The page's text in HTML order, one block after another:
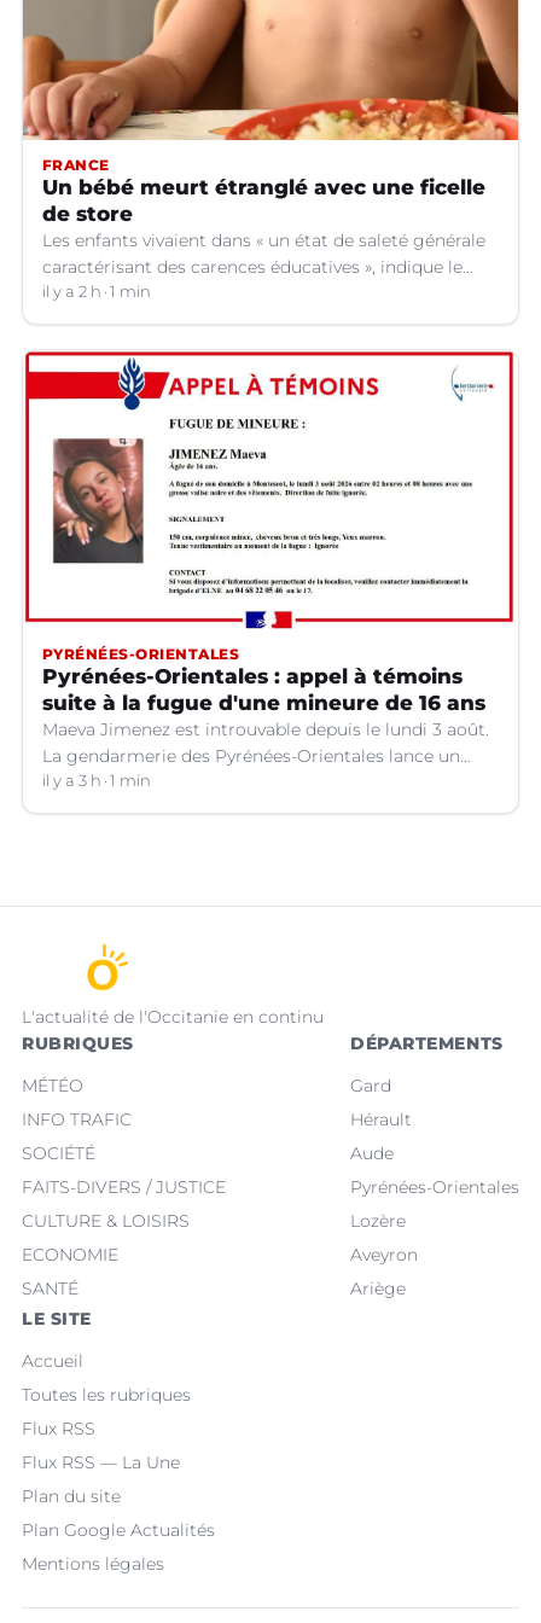
FRANCE
Un bébé meurt étranglé avec une ficelle
de store
Les enfants vivaient dans « un état de saleté générale
caractérisant des carences éducatives », indique le
parquet.
il y a 2 h 1 min
PYRÉNÉES-ORIENTALES
Pyrénées-Orientales : appel à témoins
suite à la fugue d'une mineure de 16 ans
Maeva Jimenez est introuvable depuis le lundi 3 août.
La gendarmerie des Pyrénées-Orientales lance un
appel à témoins.
il y a 3 h 1 min
L'actualité de l'Occitanie en continu
RUBRIQUES
MÉTÉO
INFO TRAFIC
SOCIÉTÉ
FAITS-DIVERS / JUSTICE
CULTURE & LOISIRS
ECONOMIE
SANTÉ
DÉPARTEMENTS
Gard
Hérault
Aude
Pyrénées-Orientales
Lozère
Aveyron
Ariège
LE SITE
Accueil
Toutes les rubriques
Flux RSS
Flux RSS — La Une
Plan du site
Plan Google Actualités
Mentions légales